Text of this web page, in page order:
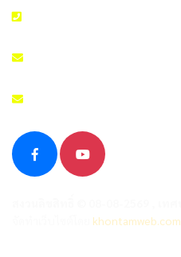
khontamweb.com